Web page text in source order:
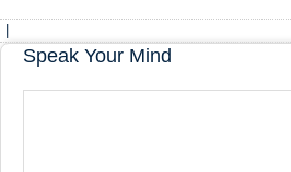
Speak Your Mind